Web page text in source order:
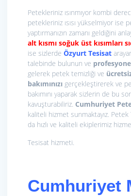
Petekleriniz ısınmıyor kombi
petekleriniz ısısı yükselmiyor ise
yaptırmanızın zamanı geldiğini
alt kısmı soğuk üst kısımları
ise sizlerde Özyurt Tesisat
talebinde bulunun ve
gelerek petek temizliği ve
bakımınızı gerçekleştirerek ve
bakımını yaparak sizlerin de bu
kavuşturabiliriz. Cumhuriyet
kaliteli hizmet sunmaktayız.
da hızlı ve kaliteli ekiplerimiz
Tesisat hizmeti.
Cumhuriyet